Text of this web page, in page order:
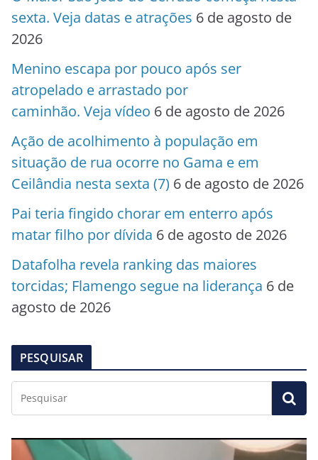
sexta. Veja datas e atrações 6 de agosto de
2026
Menino escapa por pouco após ser
atropelado e arrastado por
caminhão. Veja vídeo 6 de agosto de 2026
Ação de acolhimento à população em
situação de rua ocorre no Gama e em
Ceilândia nesta sexta (7) 6 de agosto de 2026
Pai teria fingido chorar em enterro após
matar filho por dívida 6 de agosto de 2026
Datafolha revela ranking das maiores
torcidas; Flamengo segue na liderança 6 de
agosto de 2026
PESQUISAR